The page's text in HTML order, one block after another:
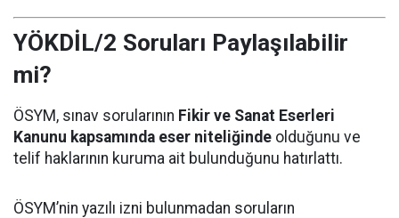
YÖKDİL/2 Soruları Paylaşılabilir
mi?
ÖSYM, sınav sorularının Fikir ve Sanat Eserleri
Kanunu kapsamında eser niteliğinde olduğunu ve
telif haklarının kuruma ait bulunduğunu hatırlattı.
ÖSYM’nin yazılı izni bulunmadan soruların